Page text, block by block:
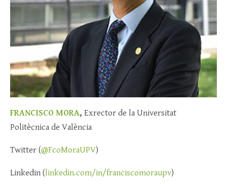
FRANCISCO MORA, Exrector de la Universitat
Politècnica de València
Twitter (@FcoMoraUPV)
Linkedin (linkedin.com/in/franciscomoraupv)